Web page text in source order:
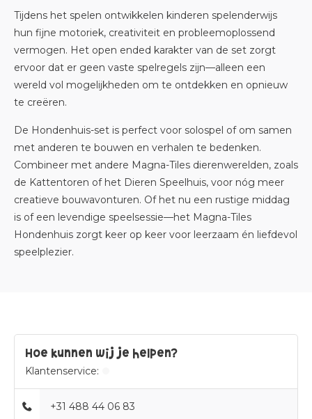
Tijdens het spelen ontwikkelen kinderen spelenderwijs
hun fijne motoriek, creativiteit en probleemoplossend
vermogen. Het open ended karakter van de set zorgt
ervoor dat er geen vaste spelregels zijn—alleen een
wereld vol mogelijkheden om te ontdekken en opnieuw
te creëren.
De Hondenhuis-set is perfect voor solospel of om samen
met anderen te bouwen en verhalen te bedenken.
Combineer met andere Magna-Tiles dierenwerelden, zoals
de Kattentoren of het Dieren Speelhuis, voor nóg meer
creatieve bouwavonturen. Of het nu een rustige middag
is of een levendige speelsessie—het Magna-Tiles
Hondenhuis zorgt keer op keer voor leerzaam én liefdevol
speelplezier.
Hoe kunnen wij je helpen?
Klantenservice:
+31 488 44 06 83